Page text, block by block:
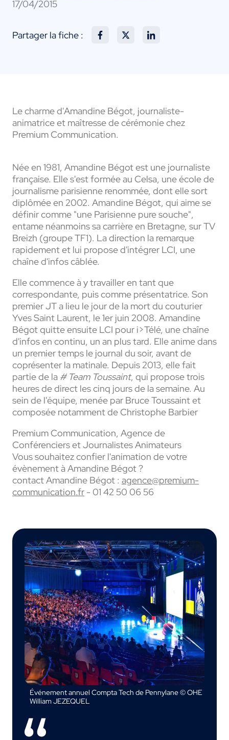
17/04/2015
Partager la fiche :
Le charme d'Amandine Bégot, journaliste-
animatrice et maîtresse de cérémonie chez
Premium Communication.
Née en 1981, Amandine Bégot est une journaliste
française. Elle s'est formée au Celsa, une école de
journalisme parisienne renommée, dont elle sort
diplômée en 2002. Amandine Bégot, qui aime se
définir comme "une Parisienne pure souche",
entame néanmoins sa carrière en Bretagne, sur TV
Breizh (groupe TF1). La direction la remarque
rapidement et lui propose d'intégrer LCI, une
chaîne d'infos câblée.
Elle commence à y travailler en tant que
correspondante, puis comme présentatrice. Son
premier JT a lieu le jour de la mort du couturier
Yves Saint Laurent, le 1er juin 2008. Amandine
Bégot quitte ensuite LCI pour i>Télé, une chaîne
d'infos en continu, un an plus tard. Elle anime dans
un premier temps le journal du soir, avant de
coprésenter la matinale. Depuis 2013, elle fait
partie de la # Team Toussaint, qui propose trois
heures de direct les cinq jours de la semaine. Au
sein de l'équipe, menée par Bruce Toussaint et
composée notamment de Christophe Barbier
Premium Communication, Agence de
Conférenciers et Journalistes Animateurs
Vous souhaitez confier l'animation de votre
évènement à Amandine Bégot ?
contact Amandine Bégot : agence@premium-
communication.fr - 01 42 50 06 56
Événement annuel Compta Tech de Pennylane © OHE
William JEZEQUEL